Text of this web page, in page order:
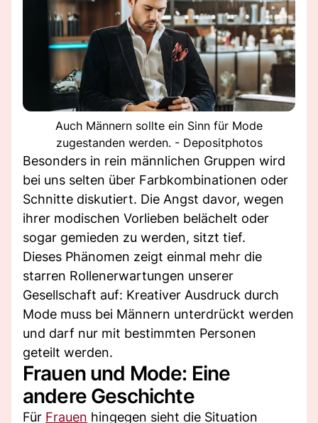
Auch Männern sollte ein Sinn für Mode
zugestanden werden. - Depositphotos
Besonders in rein männlichen Gruppen wird
bei uns selten über Farbkombinationen oder
Schnitte diskutiert. Die Angst davor, wegen
ihrer modischen Vorlieben belächelt oder
sogar gemieden zu werden, sitzt tief.
Dieses Phänomen zeigt einmal mehr die
starren Rollenerwartungen unserer
Gesellschaft auf: Kreativer Ausdruck durch
Mode muss bei Männern unterdrückt werden
und darf nur mit bestimmten Personen
geteilt werden.
Frauen und Mode: Eine
andere Geschichte
Für Frauen hingegen sieht die Situation